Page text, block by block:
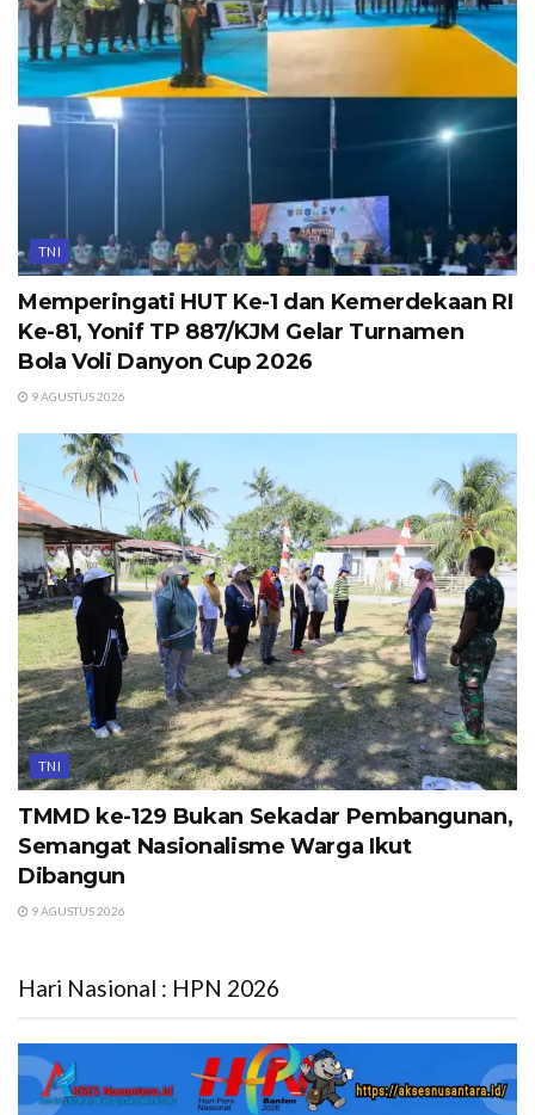
TNI
Memperingati HUT Ke-1 dan Kemerdekaan RI
Ke-81, Yonif TP 887/KJM Gelar Turnamen
Bola Voli Danyon Cup 2026
9 AGUSTUS 2026
TNI
TMMD ke-129 Bukan Sekadar Pembangunan,
Semangat Nasionalisme Warga Ikut
Dibangun
9 AGUSTUS 2026
Hari Nasional : HPN 2026